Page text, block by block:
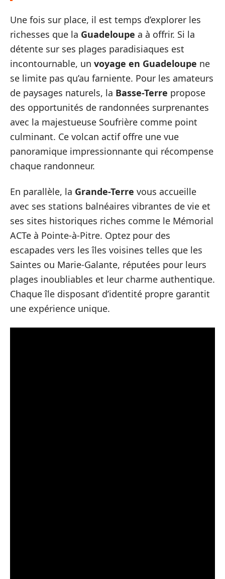
Une fois sur place, il est temps d’explorer les
richesses que la Guadeloupe a à offrir. Si la
détente sur ses plages paradisiaques est
incontournable, un voyage en Guadeloupe ne
se limite pas qu’au farniente. Pour les amateurs
de paysages naturels, la Basse-Terre propose
des opportunités de randonnées surprenantes
avec la majestueuse Soufrière comme point
culminant. Ce volcan actif offre une vue
panoramique impressionnante qui récompense
chaque randonneur.
En parallèle, la Grande-Terre vous accueille
avec ses stations balnéaires vibrantes de vie et
ses sites historiques riches comme le Mémorial
ACTe à Pointe-à-Pitre. Optez pour des
escapades vers les îles voisines telles que les
Saintes ou Marie-Galante, réputées pour leurs
plages inoubliables et leur charme authentique.
Chaque île disposant d’identité propre garantit
une expérience unique.